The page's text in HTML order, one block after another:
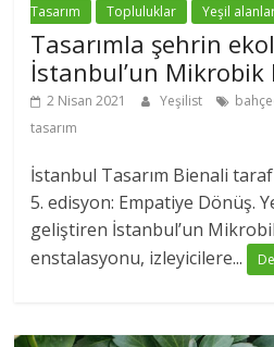
Tasarım
Topluluklar Yeşil
Tasarımla şehrin
İstanbul’un Mikrobik
2 Nisan 2021 Yeşilist
tasarım
İstanbul Tasarım Bienali
5. edisyon: Empatiye Dönüş.
geliştiren İstanbul’un
enstalasyonu, izleyicilere...